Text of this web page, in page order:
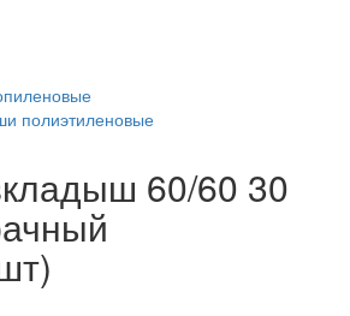
полиэтиленовые
60/60 30